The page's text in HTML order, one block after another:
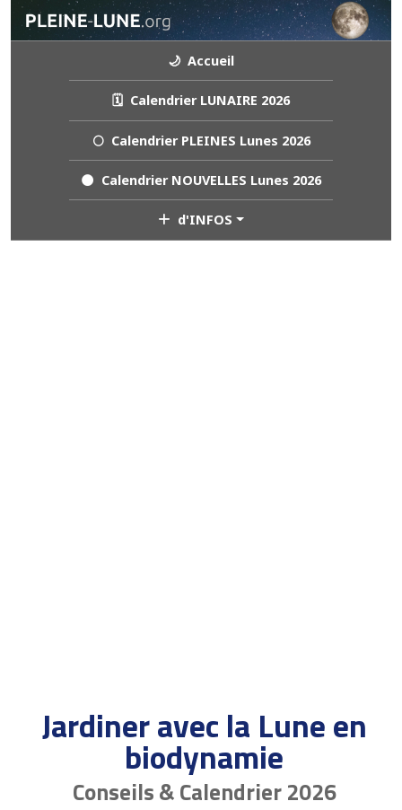
🌙 Accueil
🗓️ Calendrier LUNAIRE 2026
🌕 Calendrier PLEINES Lunes 2026
🌑 Calendrier NOUVELLES Lunes 2026
d'INFOS
Jardiner avec la Lune en
biodynamie
Conseils & Calendrier 2026